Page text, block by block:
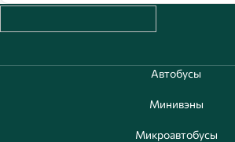
Автобусы
Минивэны
Микроавтобусы